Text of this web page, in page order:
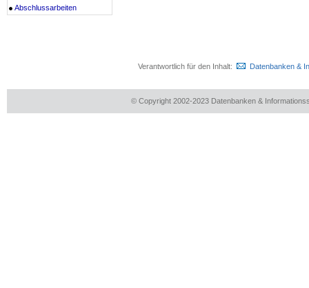
Abschlussarbeiten
Verantwortlich für den Inhalt: Datenbanken &
© Copyright 2002-2023 Datenbanken &